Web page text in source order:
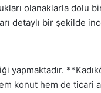
olanaklarla dolu
detaylı bir şekilde
yapmaktadır.
hem de ticari